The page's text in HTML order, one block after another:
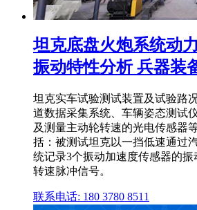
坦克底盘火炮系统动
振动特性分析 兵器装
坦克实车试验测试装置及试验路
道数据采集系统、车辆姿态测试
及测量主动轮转速的光电传感器
括：被测试坦克以一挡低速通过
统记录3个振动加速度传感器的
转速脉冲信号。
联系电话: 180 3780 8511